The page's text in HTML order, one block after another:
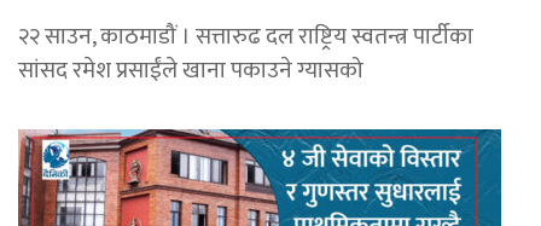
२२ साउन, काठमाडौं । सत्तारुढ दल राष्ट्रिय स्वतन्त्र पार्टीका
सांसद रमेश प्रसाईंले खाना पकाउने ग्यासको